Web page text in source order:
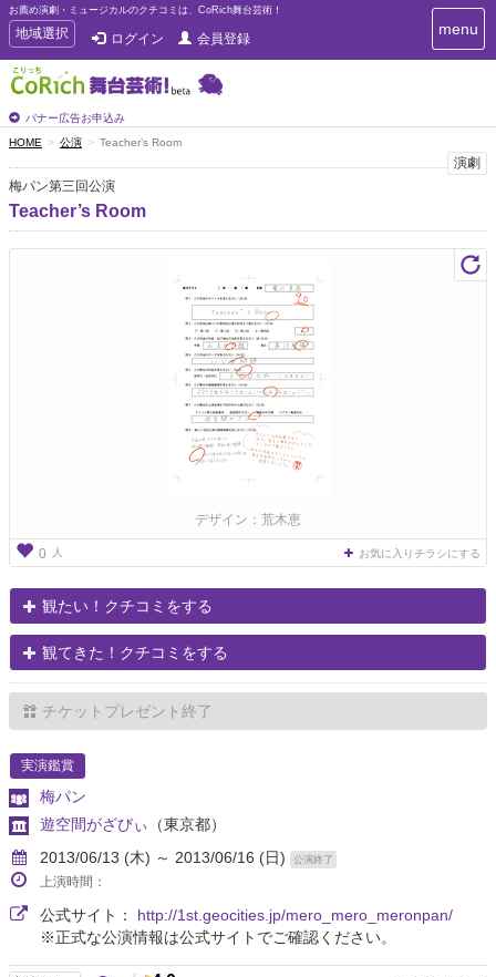
お薦め演劇・ミュージカルのクチコミは、CoRich舞台芸術！
T
o
g
g
e
n
a
v
i
g
地域選択 ログイン 会員登録
バナー広告お申込み
T
o
i
g
menu
HOME 公演 Teacher’s Room
演劇
梅パン第三回公演
Teacher’s Room
デザイン：荒木恵
0 人 お気に入りチラシにする
観たい！クチコミをする
観てきた！クチコミをする
チケットプレゼント終了
実演鑑賞
梅パン
遊空間がざびぃ （東京都）
2013/06/13 (木) ～ 2013/06/16 (日)
公演終了
上演時間：
公式サイト： http://1st.geocities.jp/mero_mero_meronpan/
※正式な公演情報は公式サイトでご確認ください。